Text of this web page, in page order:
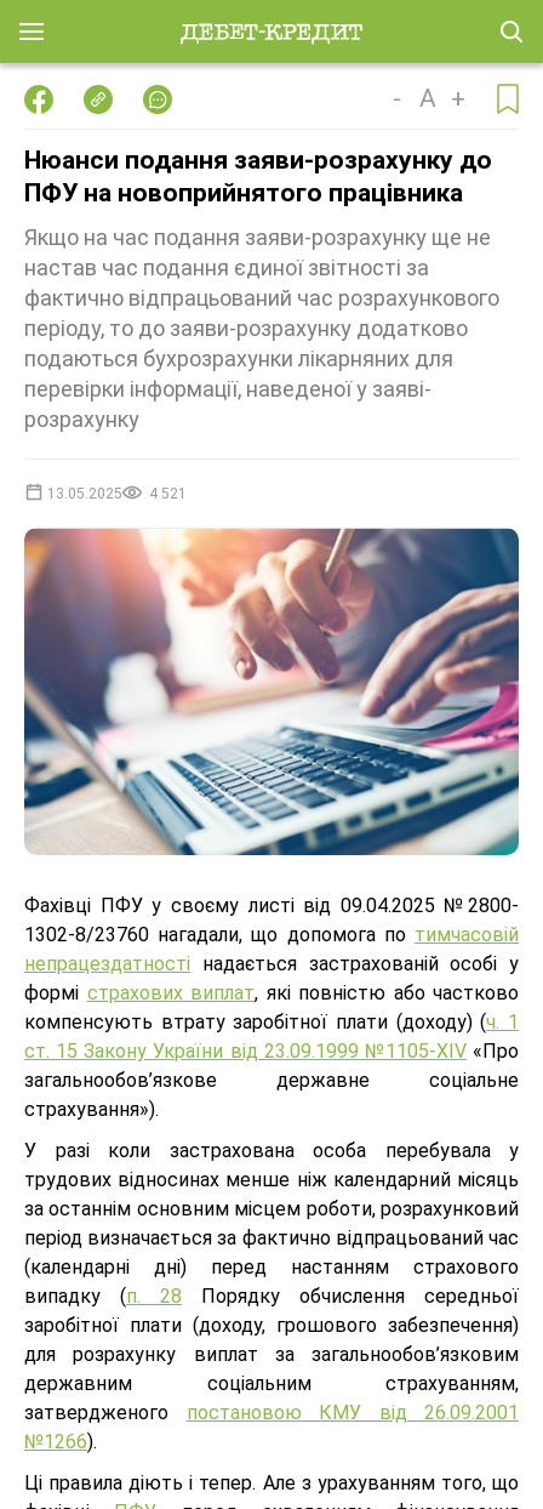
- A +
Нюанси подання заяви-розрахунку до
ПФУ на новоприйнятого працівника
Якщо на час подання заяви-розрахунку ще не
настав час подання єдиної звітності за
фактично відпрацьований час розрахункового
періоду, то до заяви-розрахунку додатково
подаються бухрозрахунки лікарняних для
перевірки інформації, наведеної у заяві-
розрахунку
13.05.2025 4 521
Фахівці ПФУ у своєму листі від 09.04.2025 №2800-
1302-8/23760 нагадали, що допомога по тимчасовій
непрацездатності надається застрахованій особі у
формі страхових виплат, які повністю або частково
компенсують втрату заробітної плати (доходу) (ч. 1
ст. 15 Закону України від 23.09.1999 №1105-XIV«Про
загальнообов’язкове державне соціальне
страхування»).
У разі коли застрахована особа перебувала у
трудових відносинах менше ніж календарний місяць
за останнім основним місцем роботи, розрахунковий
період визначається за фактично відпрацьований час
(календарні дні) перед настанням страхового
випадку (п. 28 Порядку обчислення середньої
заробітної плати (доходу, грошового забезпечення)
для розрахунку виплат за загальнообов’язковим
державним соціальним страхуванням,
затвердженого постановою КМУ від 26.09.2001
№1266).
Ці правила діють і тепер. Але з урахуванням того, що